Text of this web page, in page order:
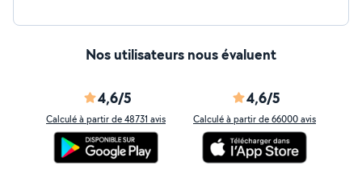
Nos utilisateurs nous évaluent
4,6/5
Calculé à partir de 48731 avis
4,6/5
Calculé à partir de 66000 avis